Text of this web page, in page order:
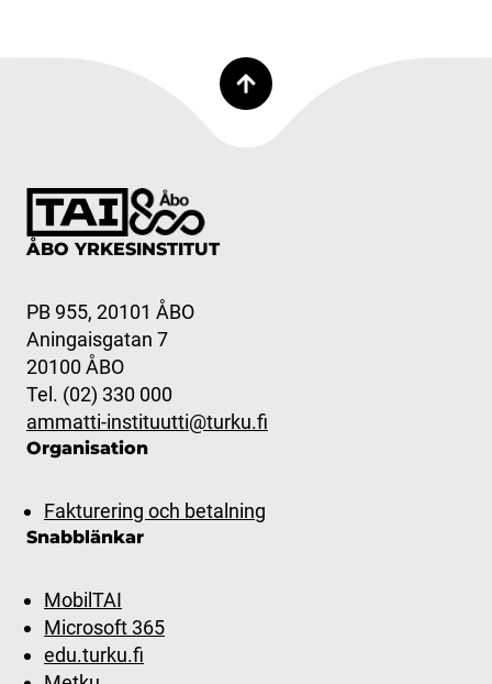
ÅBO YRKESINSTITUT
PB 955, 20101 ÅBO
Aningaisgatan 7
20100 ÅBO
Tel. (02) 330 000
ammatti-instituutti@turku.fi
Organisation
Fakturering och betalning
Snabblänkar
MobilTAI
Microsoft 365
edu.turku.fi